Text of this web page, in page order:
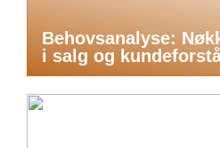
Behovsanalyse:
i salg og